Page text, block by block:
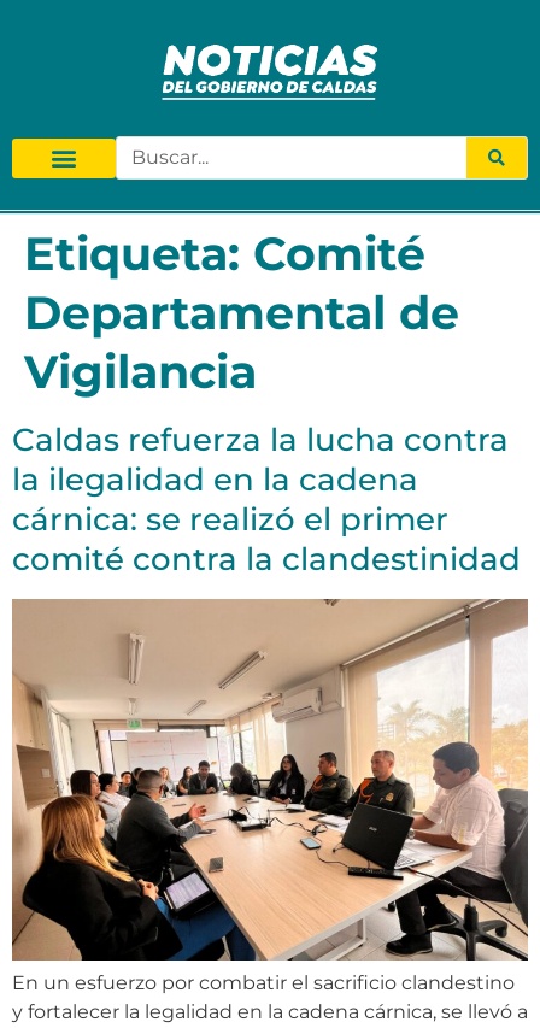
Etiqueta: Comité
Departamental de
Vigilancia
Caldas refuerza la lucha contra
la ilegalidad en la cadena
cárnica: se realizó el primer
comité contra la clandestinidad
En un esfuerzo por combatir el sacrificio clandestino
y fortalecer la legalidad en la cadena cárnica, se llevó a